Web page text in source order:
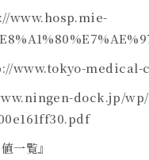
www.hosp.mie-
www.tokyo-
dock.jp/
一覧』